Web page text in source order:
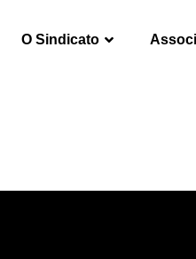
O Sindicato